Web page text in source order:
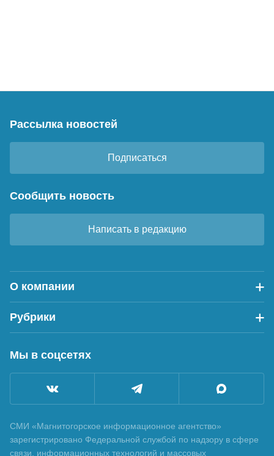
Рассылка новостей
Подписаться
Сообщить новость
Написать в редакцию
О компании
Рубрики
Мы в соцсетях
СМИ «Магнитогорское информационное агентство»
зарегистрировано Федеральной службой по надзору в сфере
связи, информационных технологий и массовых